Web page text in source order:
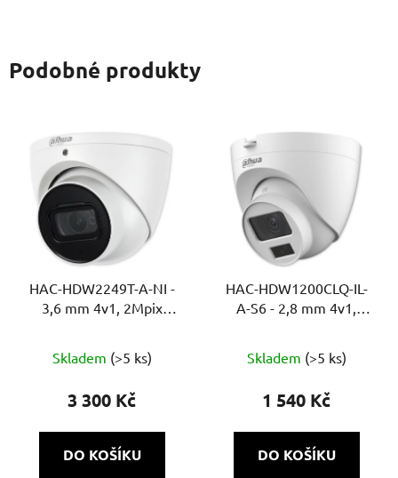
Podobné produkty
HAC-HDW2249T-A-NI -
3,6 mm 4v1, 2Mpix
Skladem (>5 ks)
3 300 Kč
DO KOŠÍKU
HAC-HDW1200CLQ-IL-
A-S6 - 2,8 mm 4v1,
20m, DWDR, MIC, Super
Skladem (>5 ks)
1 540 Kč
DO KOŠÍKU